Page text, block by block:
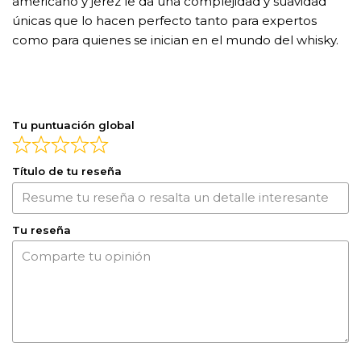
únicas que lo hacen perfecto tanto para expertos
como para quienes se inician en el mundo del whisky.
Tu puntuación global
Título de tu reseña
Tu reseña